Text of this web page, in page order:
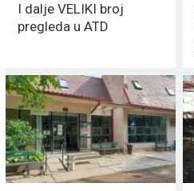
I dalje VELIKI broj
pregleda u ATD